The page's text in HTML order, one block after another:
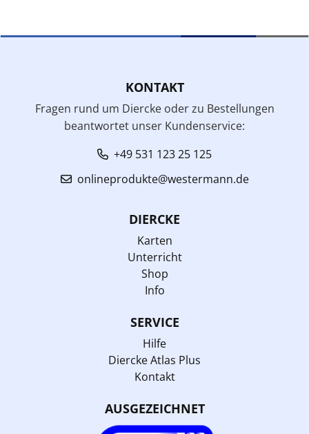
KONTAKT
Fragen rund um Diercke oder zu Bestellungen
beantwortet unser Kundenservice:
+49 531 123 25 125
onlineprodukte@westermann.de
DIERCKE
Karten
Unterricht
Shop
Info
SERVICE
Hilfe
Diercke Atlas Plus
Kontakt
AUSGEZEICHNET